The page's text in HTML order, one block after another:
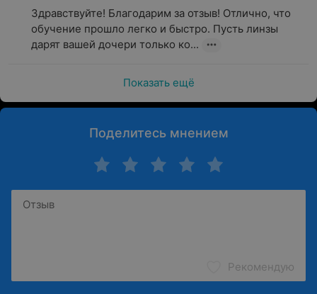
Здравствуйте! Благодарим за отзыв! Отлично, что
обучение прошло легко и быстро. Пусть линзы
дарят вашей дочери только ко...
Показать ещё
Поделитесь мнением
Рекомендую